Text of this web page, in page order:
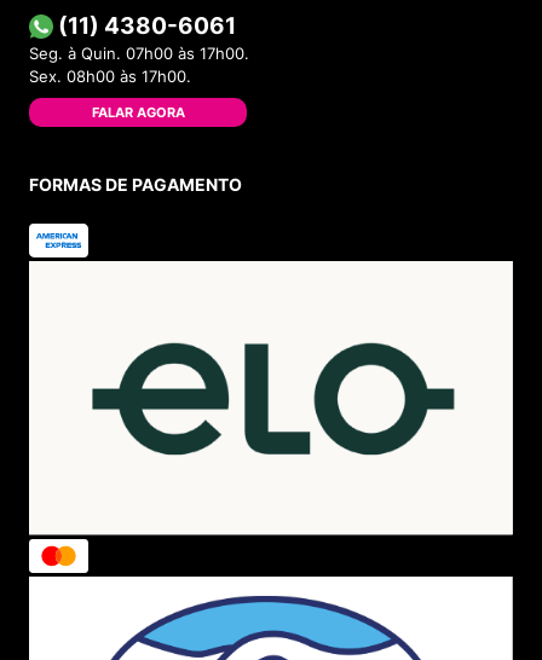
(11) 4380-6061
Seg. à Quin. 07h00 às 17h00.
Sex. 08h00 às 17h00.
FALAR AGORA
FORMAS DE PAGAMENTO